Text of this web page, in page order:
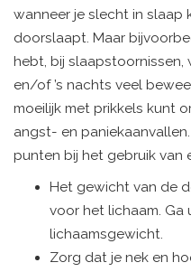
wanneer je slecht in slaap
doorslaapt. Maar
hebt, bij slaapstoornissen,
en/of ’s nachts veel
moeilijk met prikkels kunt
angst- en
punten bij het gebruik van
Het gewicht van de
voor het lichaam. Ga
lichaamsgewicht.
Zorg dat je nek en